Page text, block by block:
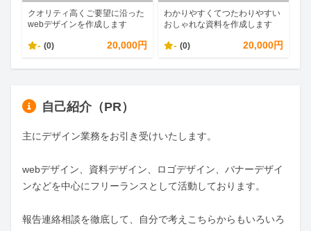
クオリティ高くご要望に沿った
webデザインを作成します
- (0) 20,000円
わかりやすくてつたわりやすい
おしゃれな資料を作成します
- (0) 20,000円
自己紹介（PR）
主にデザイン業務をお引き受けいたします。
webデザイン、資料デザイン、ロゴデザイン、バナーデザイ
ンなどを中心にフリーランスとして活動しております。
報告連絡相談を徹底して、自分で考えこちらからもいろいろ